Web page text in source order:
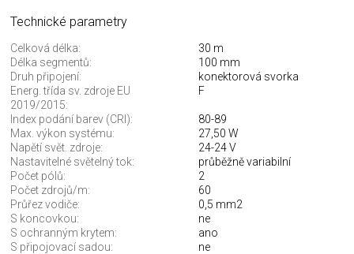
Technické parametry
Celková délka:
30 m
Délka segmentů:
100 mm
Druh připojení:
konektorová svorka
Energ. třída sv. zdroje EU
2019/2015:
F
Index podání barev (CRI):
80-89
Max. výkon systému:
27,50 W
Napětí svět. zdroje:
24-24 V
Nastavitelné světelný tok:
průběžně variabilní
Počet pólů:
2
Počet zdrojů/m:
60
Průřez vodiče:
0,5 mm2
S koncovkou:
ne
S ochranným krytem:
ano
S připojovací sadou:
ne